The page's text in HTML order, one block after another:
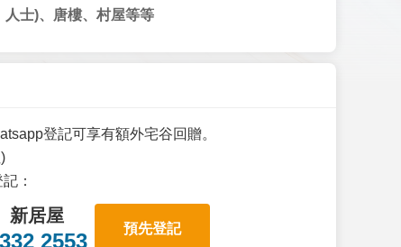
人士)、唐樓、村屋等等
登記可享有額外宅谷回贈。
：
新居屋
2553
預先登記